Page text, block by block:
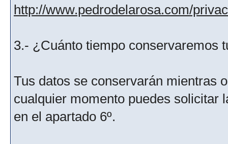
http://www.pedrodelarosa.com/
3.- ¿Cuánto tiempo conservaremos
Tus datos se conservarán mientras
cualquier momento puedes solicitar
en el apartado 6º.